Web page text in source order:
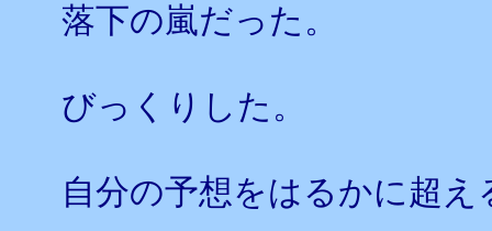
落下の嵐だった。
びっくりした。
自分の予想をはるかに超え